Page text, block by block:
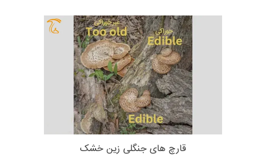
قارچ های جنگلی زین خشک